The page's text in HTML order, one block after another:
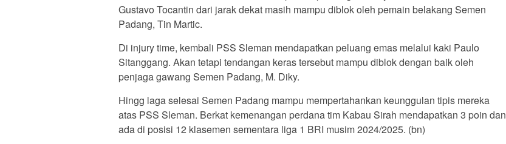
Gustavo Tocantin dari jarak dekat masih mampu diblok oleh pemain belakang Semen
Padang, Tin Martic.
Di injury time, kembali PSS Sleman mendapatkan peluang emas melalui kaki Paulo
Sitanggang. Akan tetapi tendangan keras tersebut mampu diblok dengan baik oleh
penjaga gawang Semen Padang, M. Diky.
Hingg laga selesai Semen Padang mampu mempertahankan keunggulan tipis mereka
atas PSS Sleman. Berkat kemenangan perdana tim Kabau Sirah mendapatkan 3 poin dan
ada di posisi 12 klasemen sementara liga 1 BRI musim 2024/2025. (bn)